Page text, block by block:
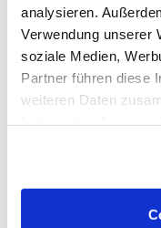
analysieren.
Verwendung unserer
soziale Medien,
Partner führen diese
weiteren Daten
Verarbeitung Ihrer
Informationen zu
können.
“ Darüber
Kunden von SPIE
den vereinbarten
Dienstleister.